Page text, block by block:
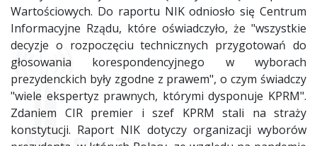
Wartościowych. Do raportu NIK odniosło się Centrum
Informacyjne Rządu, które oświadczyło, że "wszystkie
decyzje o rozpoczęciu technicznych przygotowań do
głosowania korespondencyjnego w wyborach
prezydenckich były zgodne z prawem", o czym świadczy
"wiele ekspertyz prawnych, którymi dysponuje KPRM".
Zdaniem CIR premier i szef KPRM stali na straży
konstytucji. Raport NIK dotyczy organizacji wyborów